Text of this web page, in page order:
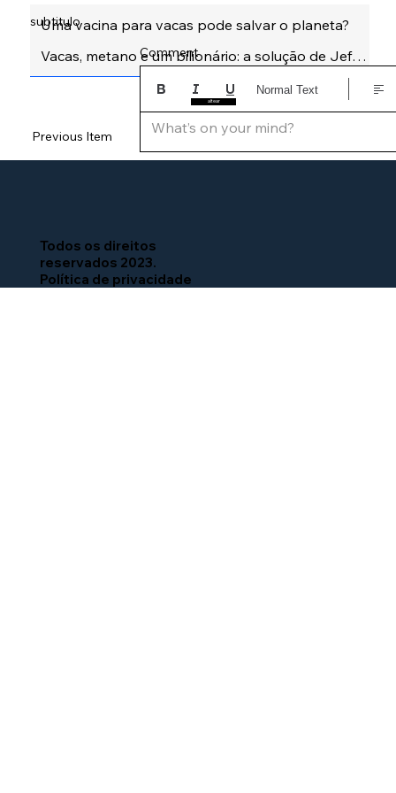
Next Item
Previous Item
subtitulo
Comment
What’s on your mind?
Normal Text
altear
Todos os direitos
reservados 2023.
Política de privacidade